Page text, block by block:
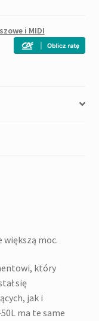
i MIDI
większą moc.
który
się
jak i
ma te same